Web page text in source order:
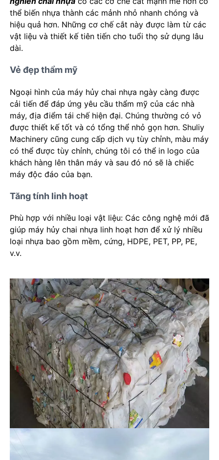
thể biến nhựa thành các mảnh nhỏ nhanh chóng và
hiệu quả hơn. Những cơ chế cắt này được làm từ các
vật liệu và thiết kế tiên tiến cho tuổi thọ sử dụng lâu
dài.
Vẻ đẹp thẩm mỹ
Ngoại hình của máy hủy chai nhựa ngày càng được
cải tiến để đáp ứng yêu cầu thẩm mỹ của các nhà
máy, địa điểm tái chế hiện đại. Chúng thường có vỏ
được thiết kế tốt và có tổng thể nhỏ gọn hơn. Shuliy
Machinery cũng cung cấp dịch vụ tùy chỉnh, màu máy
có thể được tùy chỉnh, chúng tôi có thể in logo của
khách hàng lên thân máy và sau đó nó sẽ là chiếc
máy độc đáo của bạn.
Tăng tính linh hoạt
Phù hợp với nhiều loại vật liệu: Các công nghệ mới đã
giúp máy hủy chai nhựa linh hoạt hơn để xử lý nhiều
loại nhựa bao gồm mềm, cứng, HDPE, PET, PP, PE,
v.v.